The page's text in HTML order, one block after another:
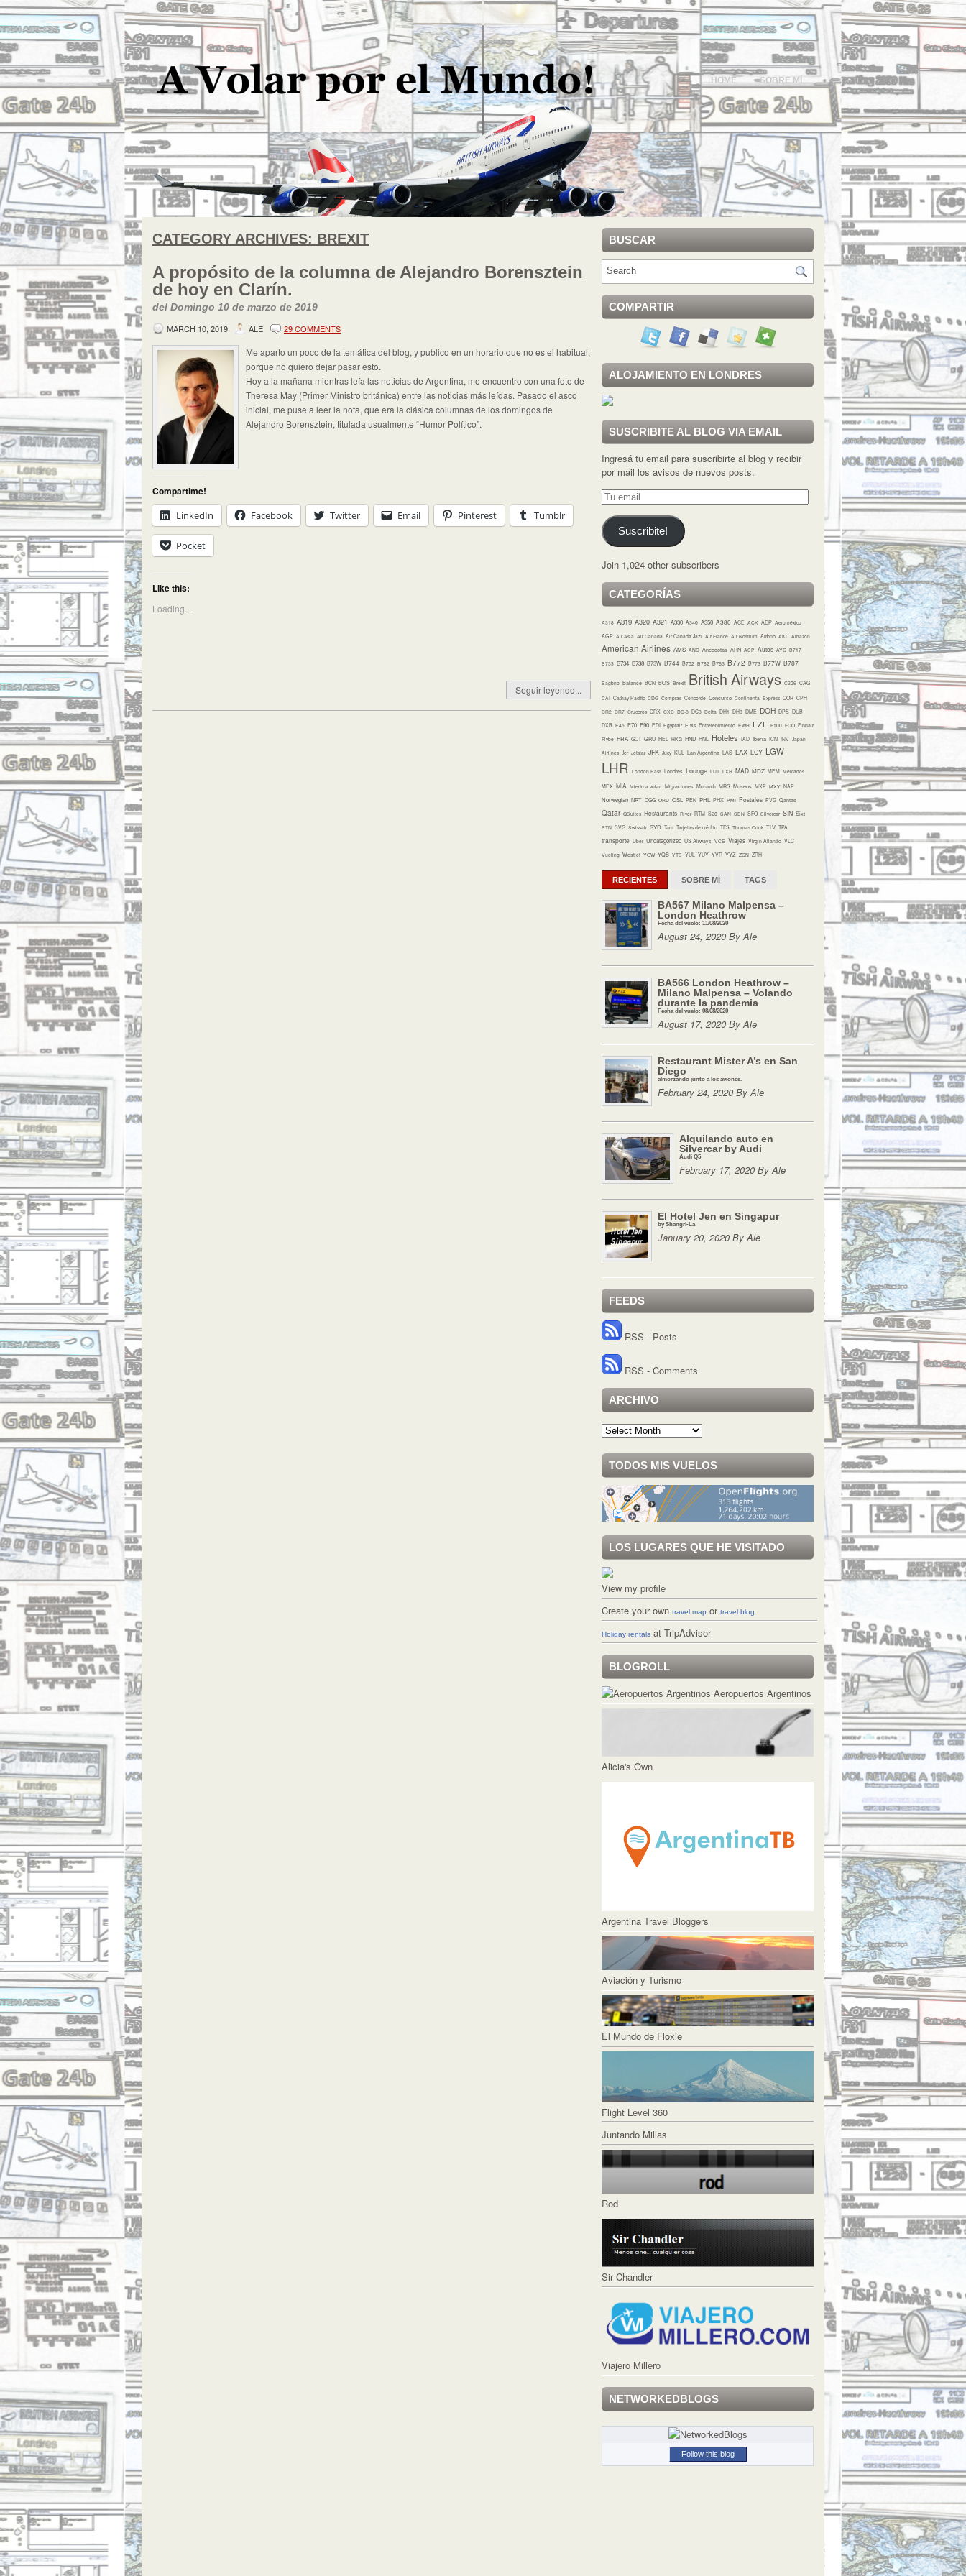
HOME SOBRE MÍ
CATEGORY ARCHIVES: BREXIT
A propósito de la columna de Alejandro Borensztein
de hoy en Clarín.
del Domingo 10 de marzo de 2019
MARCH 10, 2019
ALE 29 COMMENTS
Me aparto un poco de la temática del blog, y publico en un horario que no es el habitual,
porque no quiero dejar pasar esto.
Hoy a la mañana mientras leía las noticias de Argentina, me encuentro con una foto de
Theresa May (Primer Ministro británica) entre las noticias más leídas. Pasado el asco
inicial, me puse a leer la nota, que era la clásica columnas de los domingos de
Alejandro Borensztein, titulada usualmente “Humor Político”.
Compartime!
LinkedIn
Facebook Twitter Email Pinterest Tumblr
Pocket
Like this:
Loading...
Seguir leyendo...
BUSCAR
COMPARTIR
ALOJAMIENTO EN LONDRES
SUSCRIBITE AL BLOG VIA EMAIL
Ingresá tu email para suscribirte al blog y recibir
por mail los avisos de nuevos posts.
Tu
email
Suscribite!
Join 1,024 other subscribers
CATEGORÍAS
A318 A319 A320 A321 A330 A340 A350 A380 ACE ACK AEP Aeroméxico
AGP Air Asia Air Canada Air Canada Jazz Air France Air Nostrum Airbnb AKL Amazon
American Airlines AMS ANC Anécdotas ARN ASP Autos AYQ B717
B733 B734 B738 B73W B744 B752 B762 B763 B772 B773 B77W B787
Bagbnb Balance BCN BOS Brexit British Airways C206 CAG
CAI Cathay Pacific CDG Compras Concorde Concurso Continental Express COR CPH
CR2 CR7 Cruceros CRX CXC DC-8 DC3 Delta DH1 DH3 DME DOH DPS DUB
DXB E45 E70 E90 EDI Egyptair Elvis Entretenimiento EWR EZE F100 FCO Finnair
Flybe FRA GOT GRU HEL HKG HND HNL Hoteles IAD Iberia ICN INV Japan
Airlines Jer Jetstar JFK Jucy KUL Lan Argentina LAS LAX LCY LGW
LHR London Pass Londres Lounge LUT LXR MAD MDZ MEM Mercados
MEX MIA Miedo a volar. Migraciones Monarch MRS Museos MXP MXY NAP
Norwegian NRT OGG ORD OSL PEN PHL PHX PMI Postales PVG Qantas
Qatar QSuites Restaurants River RTM S20 SAN SEN SFO Silvercar SIN Sixt
STN SVG Swissair SYD Tam Tarjetas de crédito TFS Thomas Cook TLV TPA
transporte Uber Uncategorized US Airways VCE Viajes Virgin Atlantic VLC
Vueling Westjet YOW YQB YTS YUL YUY YVR YYZ ZQN ZRH
RECIENTES SOBRE MÍ TAGS
BA567 Milano Malpensa –
London Heathrow
Fecha del vuelo: 11/08/2020
August 24, 2020 By Ale
BA566 London Heathrow –
Milano Malpensa – Volando
durante la pandemia
Fecha del vuelo: 08/08/2020
August 17, 2020 By Ale
Restaurant Mister A’s en San
Diego
almorzando junto a los aviones.
February 24, 2020 By Ale
Alquilando auto en
Silvercar by Audi
Audi Q5
February 17, 2020 By Ale
El Hotel Jen en Singapur
by Shangri-La
January 20, 2020 By Ale
FEEDS
RSS - Posts
RSS - Comments
ARCHIVO
Archivo
TODOS MIS VUELOS
LOS LUGARES QUE HE VISITADO
View my profile
Create your own travel map or travel blog
Holiday rentals at TripAdvisor
BLOGROLL
Aeropuertos Argentinos
Alicia's Own
Argentina Travel Bloggers
Aviación y Turismo
El Mundo de Floxie
Flight Level 360
Juntando Millas
Rod
Sir Chandler
Viajero Millero
NETWORKEDBLOGS
Follow this blog